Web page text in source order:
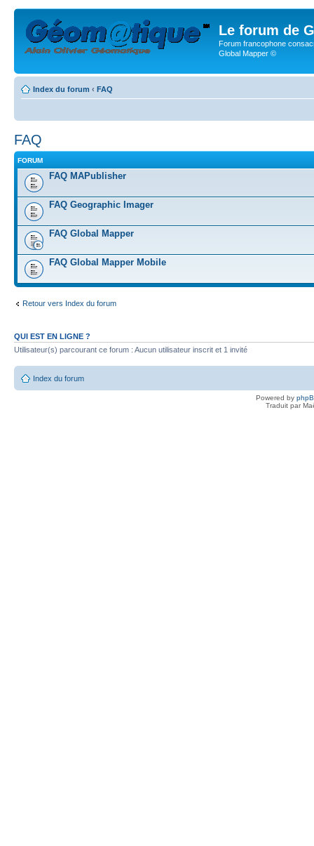
Le forum de
Forum francophone
Global Mapper ©
Index du forum ‹ FAQ
FAQ
FORUM
FAQ MAPublisher
FAQ Geographic Imager
FAQ Global Mapper
FAQ Global Mapper Mobile
Retour vers Index du forum
QUI EST EN LIGNE ?
Utilisateur(s) parcourant ce forum : Aucun utilisateur inscrit et 1 invité
Index du forum
Powered by
Traduit par